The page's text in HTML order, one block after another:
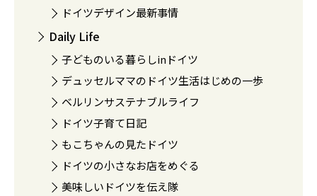
ドイツデザイン最新事情
Daily Life
子どものいる暮らしinドイツ
デュッセルママのドイツ生活はじめの一歩
ベルリンサステナブルライフ
ドイツ子育て日記
もこちゃんの見たドイツ
ドイツの小さなお店をめぐる
美味しいドイツを伝え隊